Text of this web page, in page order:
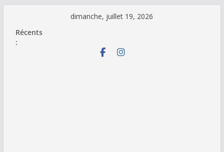
contenu
dimanche, juillet 19, 2026
Récents
: